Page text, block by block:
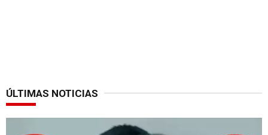
ÚLTIMAS NOTICIAS